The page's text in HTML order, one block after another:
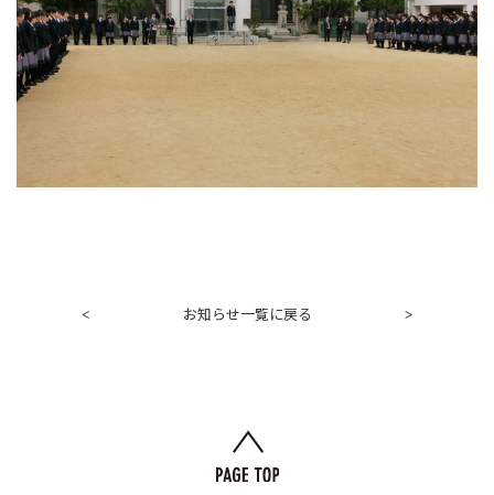
< お知らせ一覧に戻る >